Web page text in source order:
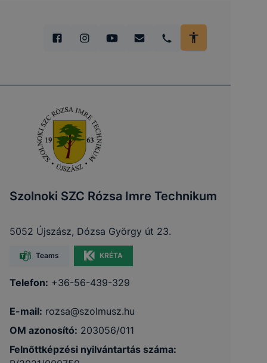
Szolnoki SZC Rózsa Imre Technikum
5052 Újszász, Dózsa György út 23.
Teams KRÉTA
Telefon: +36-56-439-329
E-mail: rozsa@szolmusz.hu
OM azonosító: 203056/011
Felnőttképzési nyilvántartás száma: